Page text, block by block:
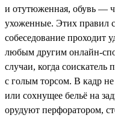
и отутюженная, обувь —
ухоженные. Этих правил
собеседование проходит
любым другим онлайн-
случаи, когда соискатель
с голым торсом. В кадр
или сохнущее бельё на
орудуют перфоратором,